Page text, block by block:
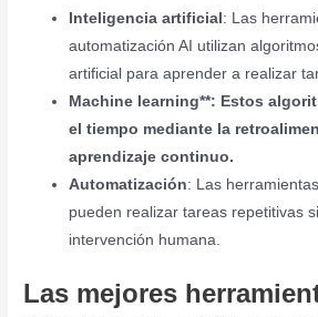
Inteligencia artificial: Las
automatización AI utilizan
artificial para aprender a realizar
Machine learning**: Estos
el tiempo mediante la
aprendizaje continuo.
Automatización: Las
pueden realizar tareas repetitivas
intervención humana.
Las mejores